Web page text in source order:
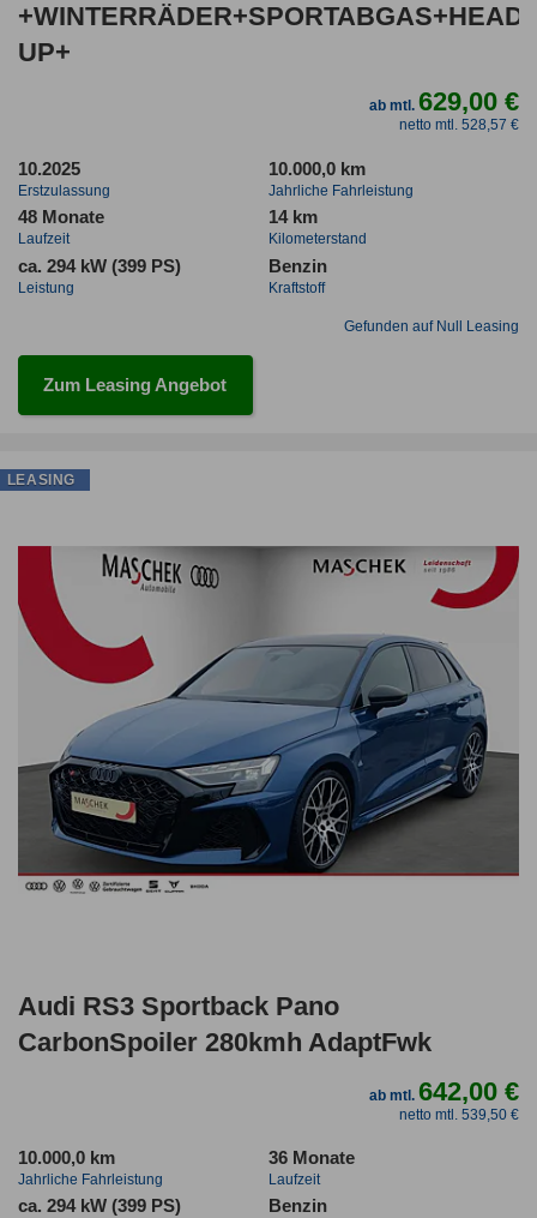
+WINTERRÄDER+SPORTABGAS+HEAD
UP+
ab mtl.629,00 €
netto mtl. 528,57 €
10.2025
Erstzulassung
10.000,0 km
Jahrliche Fahrleistung
48 Monate
Laufzeit
14 km
Kilometerstand
ca. 294 kW (399 PS)
Leistung
Benzin
Kraftstoff
Gefunden auf Null Leasing
Zum Leasing Angebot
Audi RS3 Sportback Pano
CarbonSpoiler 280kmh AdaptFwk
ab mtl.642,00 €
netto mtl. 539,50 €
10.000,0 km
Jahrliche Fahrleistung
36 Monate
Laufzeit
ca. 294 kW (399 PS) Benzin
LEASING